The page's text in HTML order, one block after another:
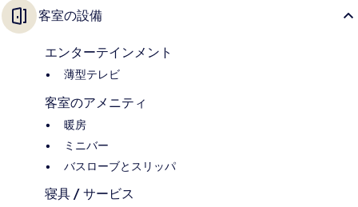
客室の設備
エンターテインメント
薄型テレビ
客室のアメニティ
暖房
ミニバー
バスローブとスリッパ
寝具 / サービス